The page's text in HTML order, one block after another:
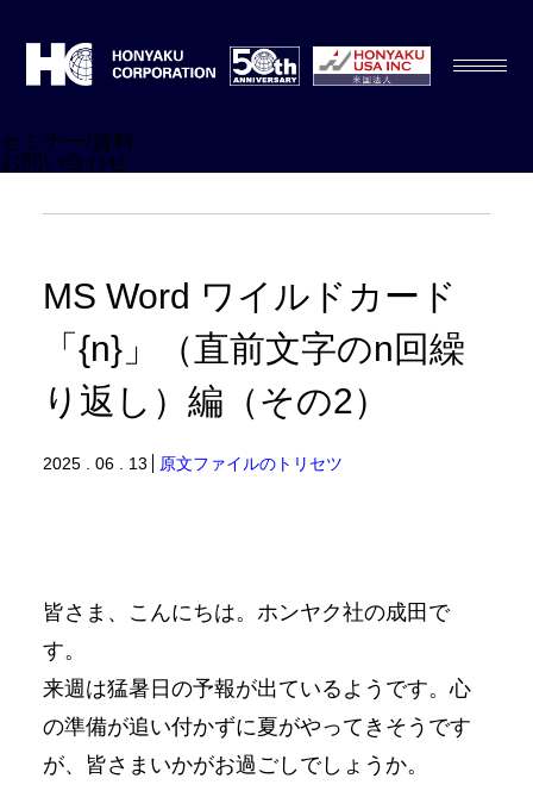
セミナー/資料
お問い合わせ
MS Word ワイルドカード
「{n}」（直前文字のn回繰
り返し）編（その2）
2025 . 06 . 13 原文ファイルのトリセツ
皆さま、こんにちは。ホンヤク社の成田で
す。
来週は猛暑日の予報が出ているようです。心
の準備が追い付かずに夏がやってきそうです
が、皆さまいかがお過ごしでしょうか。